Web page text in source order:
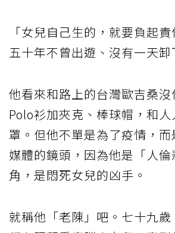
「女兒自己生的，就要負起
五十年不曾出遊、沒有一天卸
他看來和路上的台灣歐吉桑沒
Polo衫加夾克、棒球帽，和人
罩。但他不單是為了疫情，
媒體的鏡頭，因為他是「人倫
角，是悶死女兒的凶手。
就稱他「老陳」吧。七十九